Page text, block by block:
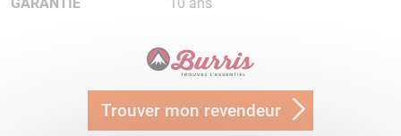
Trouver mon revendeur